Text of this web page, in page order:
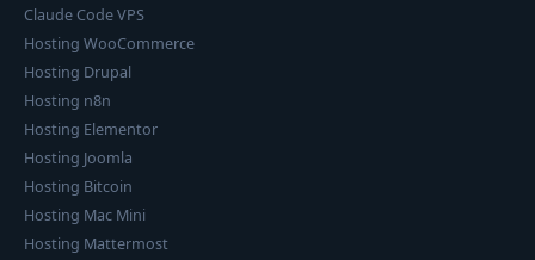
Claude Code VPS
Hosting WooCommerce
Hosting Drupal
Hosting n8n
Hosting Elementor
Hosting Joomla
Hosting Bitcoin
Hosting Mac Mini
Hosting Mattermost